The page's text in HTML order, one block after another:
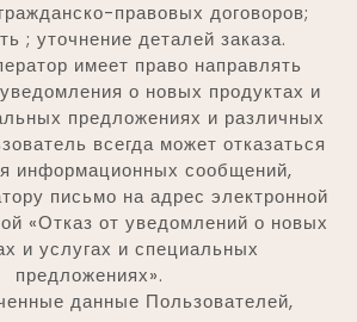
правовых договоров;
; уточнение деталей заказа.
имеет право направлять
о новых продуктах и
предложениях и различных
всегда может отказаться
информационных сообщений,
письмо на адрес электронной
«Отказ от уведомлений о новых
и услугах и специальных
предложениях».
данные Пользователей,